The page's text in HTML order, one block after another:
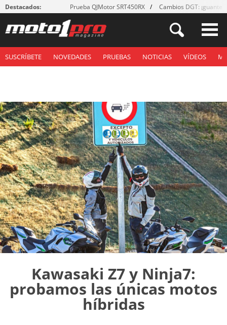
Destacados: Prueba QJMotor SRT450RX Cambios DGT: ¡guantes!
SUSCRÍBETE NOVEDADES PRUEBAS NOTICIAS VÍDEOS
Kawasaki Z7 y Ninja7:
probamos las únicas motos
híbridas